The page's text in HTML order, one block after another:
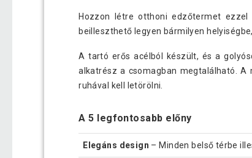
Hozzon létre otthoni edzőtermet
beilleszthető legyen bármilyen
A tartó erős acélból készült, és a
alkatrész a csomagban megtalálható.
ruhával kell letörölni.
A 5 legfontosabb előny
Elegáns design – Minden belső térbe